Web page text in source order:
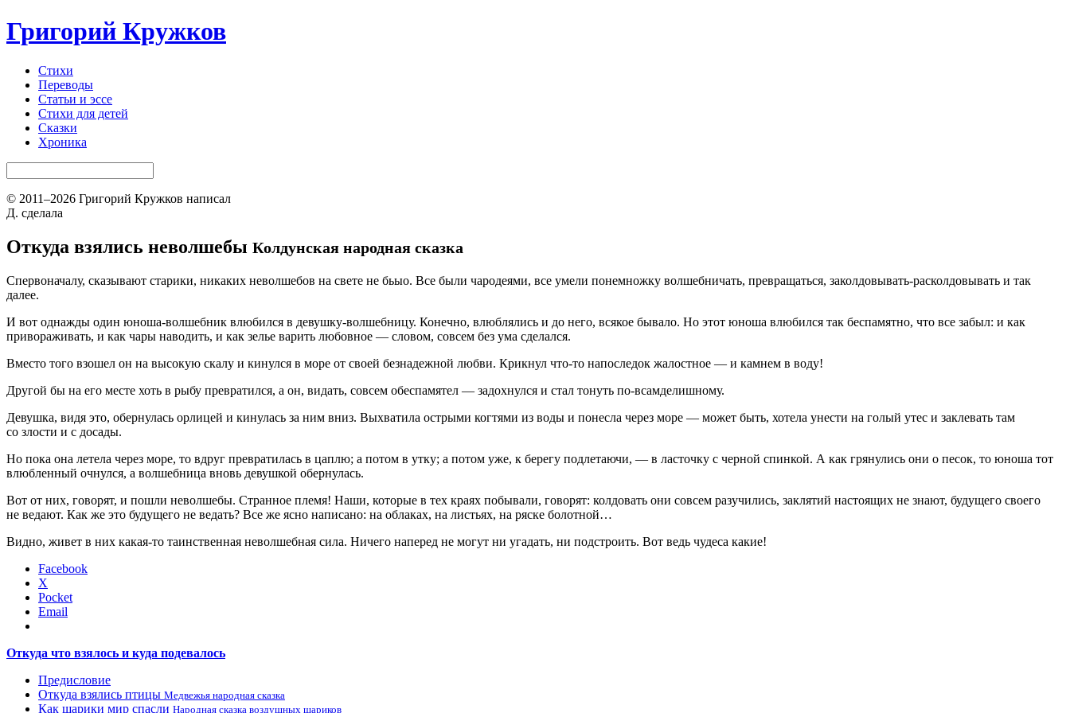
Григорий Кружков
Стихи
Переводы
Статьи и эссе
Стихи для детей
Сказки
Хроника
© 2011–2026 Григорий Кружков написал
Д. сделала
Откуда взялись неволшебы Колдунская народная сказка
Спервоначалу, сказывают старики, никаких неволшебов на свете не бьыо. Все были чародеями, все умели понемножку волшебничать, превращаться, заколдовывать-расколдовывать и так
далее.
И вот однажды один юноша-волшебник влюбился в девушку-волшебницу. Конечно, влюблялись и до него, всякое бывало. Но этот юноша влюбился так беспамятно, что все забыл: и как
привораживать, и как чары наводить, и как зелье варить любовное — словом, совсем без ума сделался.
Вместо того взошел он на высокую скалу и кинулся в море от своей безнадежной любви. Крикнул что-то напоследок жалостное — и камнем в воду!
Другой бы на его месте хоть в рыбу превратился, а он, видать, совсем обеспамятел — задохнулся и стал тонуть по-всамделишному.
Девушка, видя это, обернулась орлицей и кинулась за ним вниз. Выхватила острыми когтями из воды и понесла через море — может быть, хотела унести на голый утес и заклевать там
со злости и с досады.
Но пока она летела через море, то вдруг превратилась в цаплю; а потом в утку; а потом уже, к берегу подлетаючи, — в ласточку с черной спинкой. А как грянулись они о песок, то юноша тот
влюбленный очнулся, а волшебница вновь девушкой обернулась.
Вот от них, говорят, и пошли неволшебы. Странное племя! Наши, которые в тех краях побывали, говорят: колдовать они совсем разучились, заклятий настоящих не знают, будущего своего
не ведают. Как же это будущего не ведать? Все же ясно написано: на облаках, на листьях, на ряске болотной…
Видно, живет в них какая-то таинственная неволшебная сила. Ничего наперед не могут ни угадать, ни подстроить. Вот ведь чудеса какие!
Facebook
X
Pocket
Email
Откуда что взялось и куда подевалось
Предисловие
Откуда взялись птицы Медвежья народная сказка
Как шарики мир спасли Народная сказка воздушных шариков